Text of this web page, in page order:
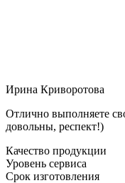
Ирина Криворотова
Отлично выполняете
довольны, респект!)
Качество продукции
Уровень сервиса
Срок изготовления